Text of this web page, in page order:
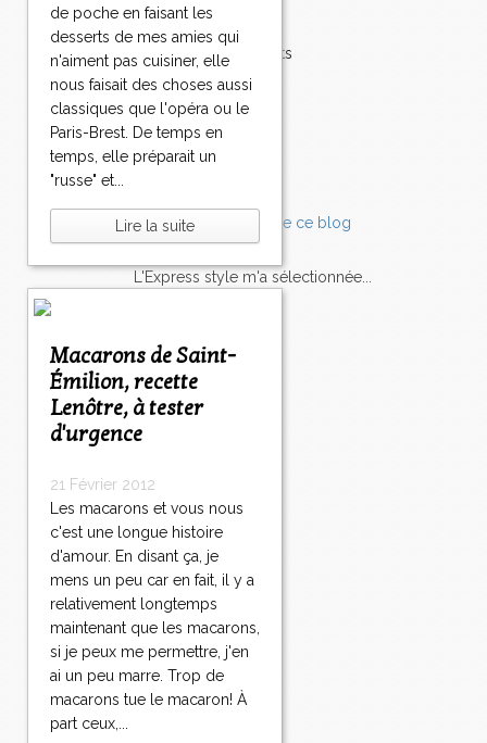
de poche en faisant les
desserts de mes amies qui
n'aiment pas cuisiner, elle
nous faisait des choses aussi
classiques que l'opéra ou le
Paris-Brest. De temps en
temps, elle préparait un
"russe" et...
Lire la suite
Macarons de Saint-
Émilion, recette
Lenôtre, à tester
d'urgence
21 Février 2012
Les macarons et vous nous
c'est une longue histoire
d'amour. En disant ça, je
mens un peu car en fait, il y a
relativement longtemps
maintenant que les macarons,
si je peux me permettre, j'en
ai un peu marre. Trop de
macarons tue le macaron! À
part ceux,...
Fêtes
Poisson
Accompagnements
Champignons
Pâtes
Tomates
Balade
L'Express style m'a sélectionnée...
lexpress.fr/Styles
articles récents